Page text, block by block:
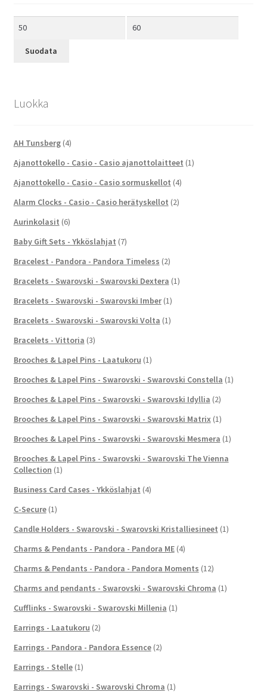
Suodata
Luokka
AH Tunsberg (4)
Ajanottokello - Casio - Casio ajanottolaitteet (1)
Ajanottokello - Casio - Casio sormuskellot (4)
Alarm Clocks - Casio - Casio herätyskellot (2)
Aurinkolasit (6)
Baby Gift Sets - Ykköslahjat (7)
Bracelest - Pandora - Pandora Timeless (2)
Bracelets - Swarovski - Swarovski Dextera (1)
Bracelets - Swarovski - Swarovski Imber (1)
Bracelets - Swarovski - Swarovski Volta (1)
Bracelets - Vittoria (3)
Brooches & Lapel Pins - Laatukoru (1)
Brooches & Lapel Pins - Swarovski - Swarovski Constella (1)
Brooches & Lapel Pins - Swarovski - Swarovski Idyllia (2)
Brooches & Lapel Pins - Swarovski - Swarovski Matrix (1)
Brooches & Lapel Pins - Swarovski - Swarovski Mesmera (1)
Brooches & Lapel Pins - Swarovski - Swarovski The Vienna
Collection (1)
Business Card Cases - Ykköslahjat (4)
C-Secure (1)
Candle Holders - Swarovski - Swarovski Kristalliesineet (1)
Charms & Pendants - Pandora - Pandora ME (4)
Charms & Pendants - Pandora - Pandora Moments (12)
Charms and pendants - Swarovski - Swarovski Chroma (1)
Cufflinks - Swarovski - Swarovski Millenia (1)
Earrings - Laatukoru (2)
Earrings - Pandora - Pandora Essence (2)
Earrings - Stelle (1)
Earrings - Swarovski - Swarovski Chroma (1)